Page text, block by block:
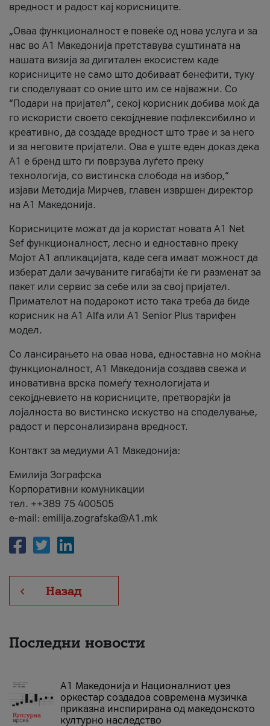
вредност и радост кај корисниците.
„Оваа функционалност е повеќе од нова услуга и за
нас во А1 Македонија претставува суштината на
нашата визија за дигитален екосистем каде
корисниците не само што добиваат бенефити, туку
ги споделуваат со оние што им се најважни. Со
“Подари на пријател”, секој корисник добива моќ да
го искористи своето секојдневие пофлексибилно и
креативно, да создаде вредност што трае и за него
и за неговите пријатели. Ова е уште еден доказ дека
А1 е бренд што ги поврзува луѓето преку
технологија, со вистинска слобода на избор,“
изјави Методија Мирчев, главен извршен директор
на А1 Македонија.
Корисниците можат да ја користат новата А1 Net
Sef функционалност, лесно и едноставно преку
Мојот А1 апликацијата, каде сега имаат можност да
изберат дали зачуваните гигабајти ќе ги разменат за
пакет или сервис за себе или за свој пријател.
Примателот на подарокот исто така треба да биде
корисник на А1 Alfa или A1 Senior Plus тарифен
модел.
Со лансирањето на оваа нова, едноставна но моќна
функционалност, А1 Македонија создава свежа и
иновативна врска помеѓу технологијата и
секојдневието на корисниците, претворајќи ја
лојалноста во вистинско искуство на споделување,
радост и персонализирана вредност.
Контакт за медиуми А1 Македонија:
Емилија Зографска
Корпоративни комуникации
тел. ++389 75 400505
e-mail: emilija.zografska@A1.mk
Назад
Последни новости
А1 Македонија и Националниот џез
оркестар создадоа современа музичка
приказна инспирирана од македонското
културно наследство